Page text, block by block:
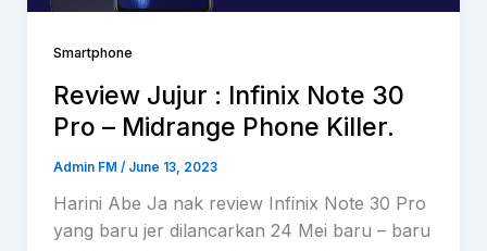
Smartphone
Review Jujur : Infinix Note 30
Pro – Midrange Phone Killer.
Admin FM / June 13, 2023
Harini Abe Ja nak review Infinix Note 30 Pro
yang baru jer dilancarkan 24 Mei baru – baru